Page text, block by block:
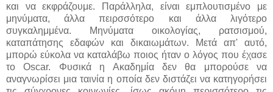
και να εκφράζουμε. Παράλληλα, είναι εμπλουτισμένο με
μηνύματα, άλλα πειρσσότερο και άλλα λιγότερο
συγκαλημμένα. Μηνύματα οικολογίας, ρατσισμού,
καταπάτησης εδαφών και δικαιωμάτων. Μετά απ' αυτό,
μπορώ εύκολα να καταλάβω ποιος ήταν ο λόγος που έχασε
το Oscar. Φυσικά η Ακαδημία δεν θα μπορούσε να
αναγνωρίσει μια ταινία η οποία δεν διστάζει να κατηγορήσει